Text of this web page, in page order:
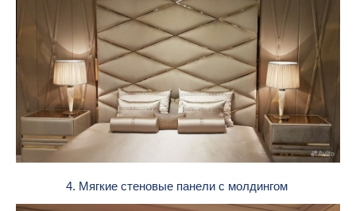
4. Мягкие стеновые панели с молдингом